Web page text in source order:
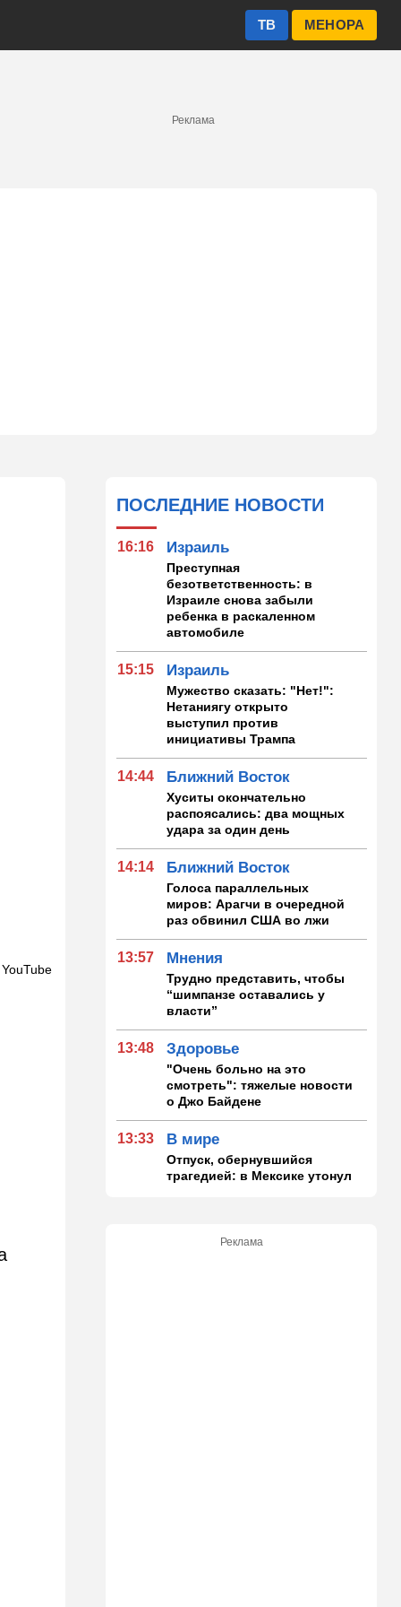
МЕНОРА
ТВ
Реклама
ПОСЛЕДНИЕ НОВОСТИ
16:16 Израиль
Преступная
безответственность: в
Израиле снова забыли
ребенка в раскаленном
автомобиле
15:15 Израиль
Мужество сказать: "Нет!":
Нетаниягу открыто
выступил против
инициативы Трампа
14:44 Ближний Восток
Хуситы окончательно
распоясались: два мощных
удара за один день
14:14 Ближний Восток
Голоса параллельных
миров: Арагчи в очередной
раз обвинил США во лжи
13:57 Мнения
Трудно представить, чтобы
“шимпанзе оставались у
власти”
13:48 Здоровье
"Очень больно на это
смотреть": тяжелые новости
о Джо Байдене
13:33 В мире
Отпуск, обернувшийся
трагедией: в Мексике утонул
Реклама